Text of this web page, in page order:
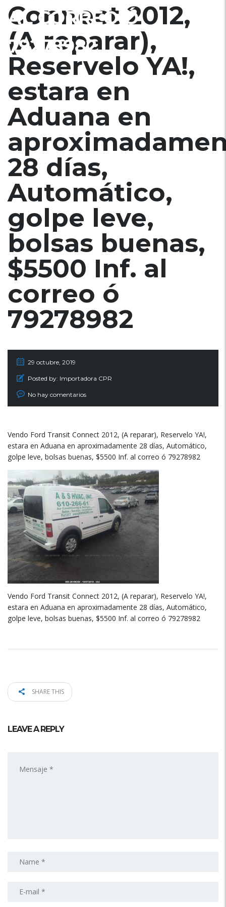
AL CORREO Ó
79278982
Connect 2012,
(A reparar),
Reservelo YA!,
estara en
Aduana en
28 días,
Automático,
golpe leve,
bolsas buenas,
$5500 Inf. al
correo ó
79278982
29 octubre, 2019
Posted by: Importadora CPR
No hay comentarios
Vendo Ford Transit Connect 2012, (A reparar), Reservelo YA!,
estara en Aduana en aproximadamente 28 días, Automático,
golpe leve, bolsas buenas, $5500 Inf. al correo ó 79278982
Vendo Ford Transit Connect 2012, (A reparar), Reservelo YA!,
estara en Aduana en aproximadamente 28 días, Automático,
golpe leve, bolsas buenas, $5500 Inf. al correo ó 79278982
SHARE THIS
LEAVE A REPLY